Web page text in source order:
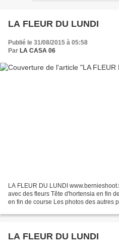
LA FLEUR DU LUNDI
Publié le 31/08/2015 à 05:58
Par LA CASA 06
LA FLEUR DU LUNDI
avec des fleurs Tête d'hortensia en fin
en fin de course Les photos des autres
LA FLEUR DU LUNDI